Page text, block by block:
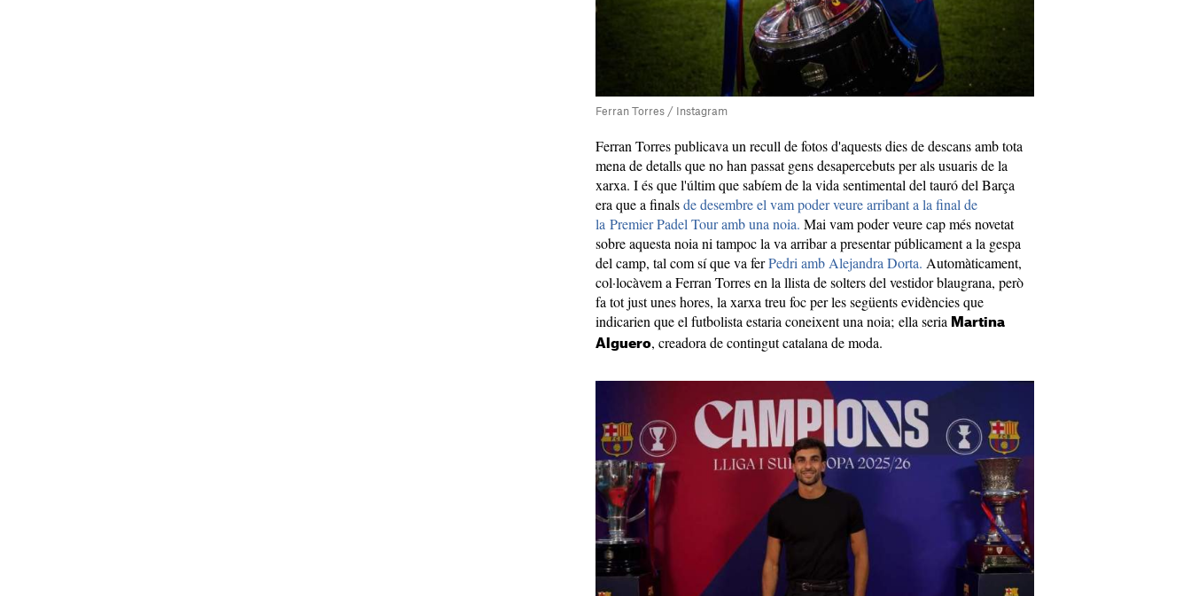
Ferran Torres / Instagram
Ferran Torres publicava un recull de fotos d'aquests dies de descans amb tota
mena de detalls que no han passat gens desapercebuts per als usuaris de la
xarxa. I és que l'últim que sabíem de la vida sentimental del tauró del Barça
era que a finalsde desembre el vam poder veure arribant a la final de
la Premier Padel Tour amb una noia. Mai vam poder veure cap més novetat
sobre aquesta noia ni tampoc la va arribar a presentar públicament a la gespa
del camp, tal com sí que va ferPedri amb Alejandra Dorta. Automàticament,
col·locàvem a Ferran Torres en la llista de solters del vestidor blaugrana, però
fa tot just unes hores, la xarxa treu foc per les següents evidències que
indicarien que el futbolista estaria coneixent una noia; ella seria Martina
Alguero, creadora de contingut catalana de moda.